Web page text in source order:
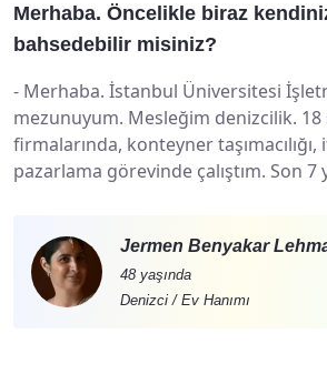
Merhaba. Öncelikle biraz
bahsedebilir misiniz?
- Merhaba. İstanbul Üniversitesi
mezunuyum. Mesleğim denizcilik. 18
firmalarında, konteyner
pazarlama görevinde çalıştım. Son 7
Jermen Benyakar
48 yaşında
Denizci / Ev Hanımı